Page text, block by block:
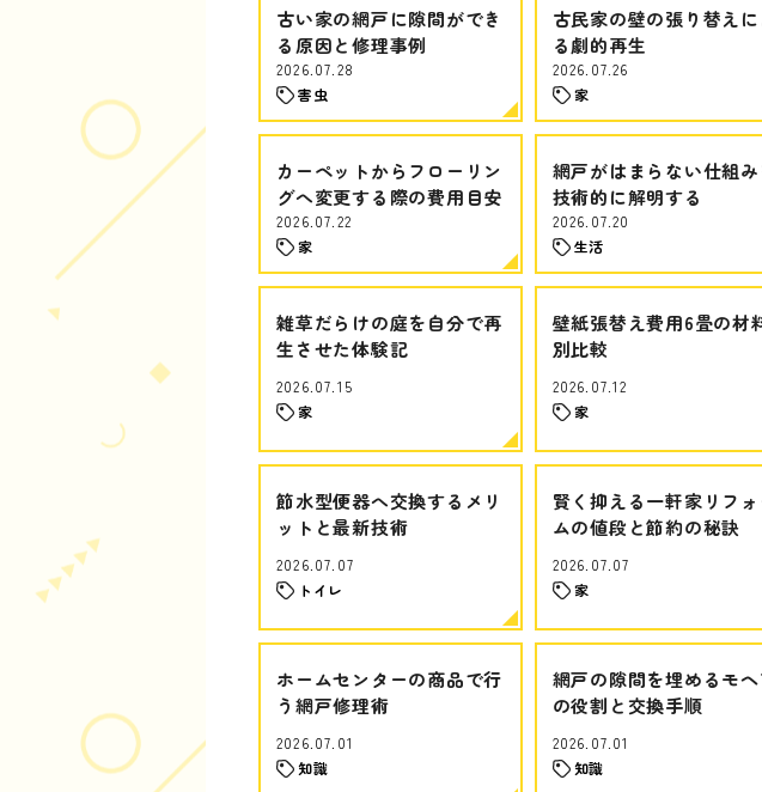
古い家の網戸に隙間ができ
る原因と修理事例
2026.07.28
害虫
古民家の壁の張り替えに
る劇的再生
2026.07.26
家
カーペットからフローリン
グへ変更する際の費用目安
2026.07.22
家
網戸がはまらない仕組
技術的に解明する
2026.07.20
生活
雑草だらけの庭を自分で再
生させた体験記
2026.07.15
家
壁紙張替え費用6畳の材
別比較
2026.07.12
家
節水型便器へ交換するメリ
ットと最新技術
2026.07.07
トイレ
賢く抑える一軒家リフォ
ムの値段と節約の秘訣
2026.07.07
家
ホームセンターの商品で行
う網戸修理術
2026.07.01
知識
網戸の隙間を埋めるモヘ
の役割と交換手順
2026.07.01
知識